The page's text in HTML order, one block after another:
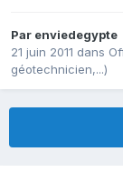
Par enviedegypte
21 juin 2011 dans
géotechnicien,...)